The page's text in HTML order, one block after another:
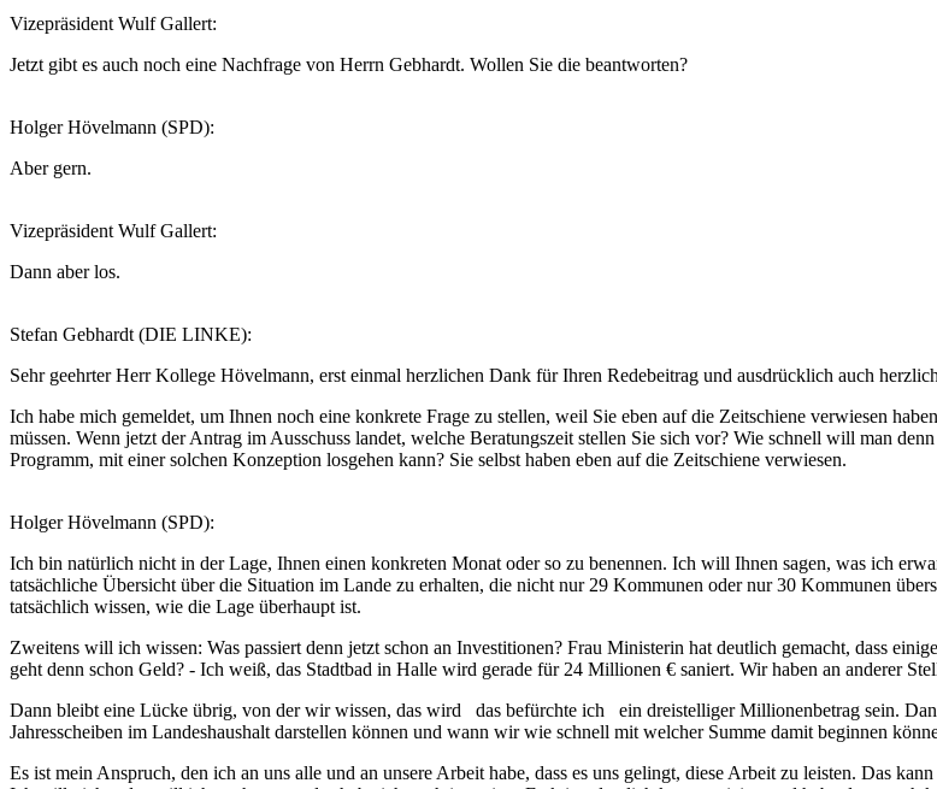
Vizepräsident Wulf Gallert:
Jetzt gibt es auch noch eine Nachfrage von Herrn Gebhardt. Wollen Sie die beantworten?
Holger Hövelmann (SPD):
Aber gern.
Vizepräsident Wulf Gallert:
Dann aber los.
Stefan Gebhardt (DIE LINKE):
Sehr geehrter Herr Kollege Hövelmann, erst einmal herzlichen Dank für Ihren Redebeitrag und ausdrücklich auch
Ich habe mich gemeldet, um Ihnen noch eine konkrete Frage zu stellen, weil Sie eben auf die Zeitschiene verwiesen
müssen. Wenn jetzt der Antrag im Ausschuss landet, welche Beratungszeit stellen Sie sich vor? Wie schnell will man
Programm, mit einer solchen Konzeption losgehen kann? Sie selbst haben eben auf die Zeitschiene verwiesen.
Holger Hövelmann (SPD):
Ich bin natürlich nicht in der Lage, Ihnen einen konkreten Monat oder so zu benennen. Ich will Ihnen sagen, was ich
tatsächliche Übersicht über die Situation im Lande zu erhalten, die nicht nur 29 Kommunen oder nur 30 Kommunen
tatsächlich wissen, wie die Lage überhaupt ist.
Zweitens will ich wissen: Was passiert denn jetzt schon an Investitionen? Frau Ministerin hat deutlich gemacht, dass
geht denn schon Geld? - Ich weiß, das Stadtbad in Halle wird gerade für 24 Millionen € saniert. Wir haben an anderer
Dann bleibt eine Lücke übrig, von der wir wissen, das wird das befürchte ich ein dreistelliger Millionenbetrag sein.
Jahresscheiben im Landeshaushalt darstellen können und wann wir wie schnell mit welcher Summe damit beginnen
Es ist mein Anspruch, den ich an uns alle und an unsere Arbeit habe, dass es uns gelingt, diese Arbeit zu leisten. Das